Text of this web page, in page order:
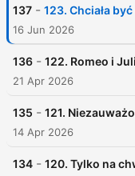
137 - 123. Chciała
16 Jun 2026
136 - 122. Romeo i
21 Apr 2026
135 - 121.
14 Apr 2026
134 - 120. Tylko na